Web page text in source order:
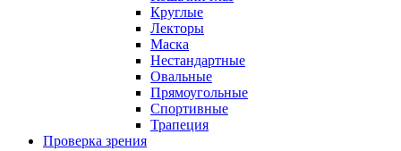
Круглые
Лекторы
Маска
Нестандартные
Овальные
Прямоугольные
Спортивные
Трапеция
Проверка зрения